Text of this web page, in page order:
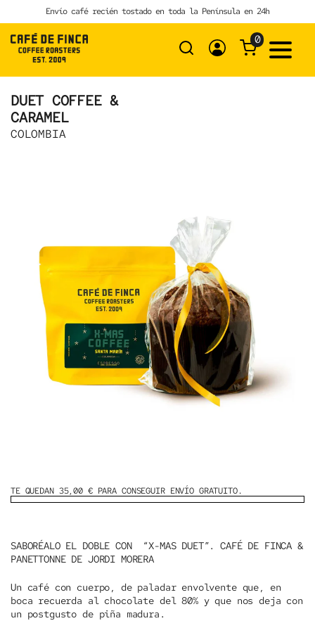
to
content
Envío café recién tostado en toda la Península en 24h
0
DUET COFFEE &
CARAMEL
COLOMBIA
TE QUEDAN 35,00 € PARA CONSEGUIR ENVÍO GRATUITO.
SABORÉALO EL DOBLE CON “X-MAS DUET”. CAFÉ DE FINCA &
PANETTONNE DE JORDI MORERA
Un café con cuerpo, de paladar envolvente que, en
boca recuerda al chocolate del 80% y que nos deja con
un postgusto de piña madura.